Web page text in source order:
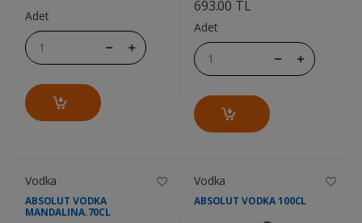
Adet
693.00 TL
Adet
Vodka
ABSOLUT VODKA
MANDALINA.70CL
Vodka
ABSOLUT VODKA 100CL